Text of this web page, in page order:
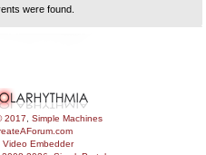
were found.
2017
Simple Machines
Video Embedder